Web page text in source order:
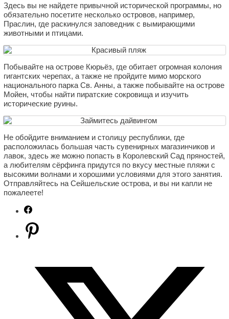
Здесь вы не найдете привычной исторической программы, но
обязательно посетите несколько островов, например,
Праслин, где раскинулся заповедник с вымирающими
животными и птицами.
Побывайте на острове Кюрьёз, где обитает огромная колония
гигантских черепах, а также не пройдите мимо морского
национального парка Св. Анны, а также побывайте на острове
Мойен, чтобы найти пиратские сокровища и изучить
исторические руины.
Не обойдите вниманием и столицу республики, где
расположилась большая часть сувенирных магазинчиков и
лавок, здесь же можно попасть в Королевский Сад пряностей,
а любителям сёрфинга придутся по вкусу местные пляжи с
высокими волнами и хорошими условиями для этого занятия.
Отправляйтесь на Сейшельские острова, и вы ни капли не
пожалеете!